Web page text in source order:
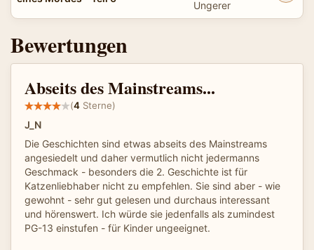
Ungerer
Bewertungen
Abseits des Mainstreams...
(4 Sterne)
J_N
Die Geschichten sind etwas abseits des Mainstreams
angesiedelt und daher vermutlich nicht jedermanns
Geschmack - besonders die 2. Geschichte ist für
Katzenliebhaber nicht zu empfehlen. Sie sind aber - wie
gewohnt - sehr gut gelesen und durchaus interessant
und hörenswert. Ich würde sie jedenfalls als zumindest
PG-13 einstufen - für Kinder ungeeignet.